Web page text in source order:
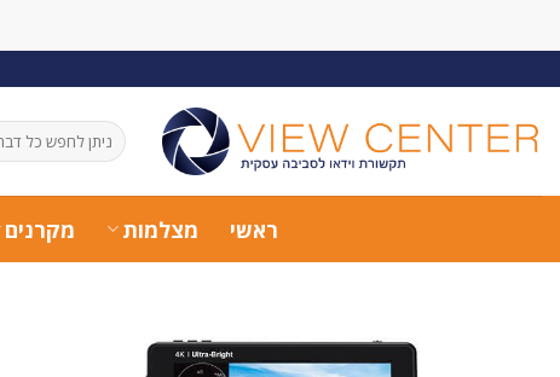
חיפוש
עבור:
ראשי מצלמות מקרנים